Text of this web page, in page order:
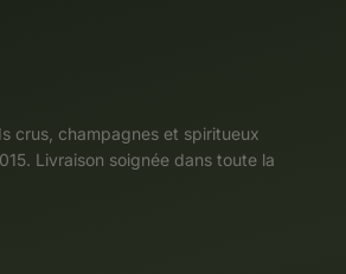
crus, champagnes et spiritueux
Livraison soignée dans toute la